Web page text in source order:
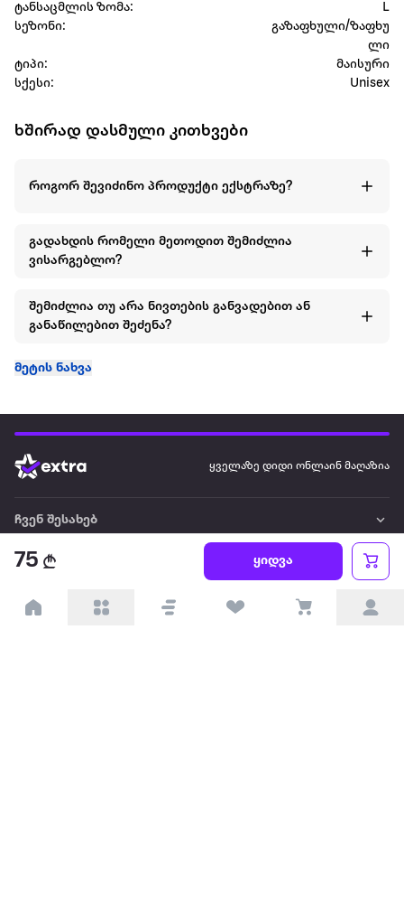
75 ყიდვა
ტანსაცმლის ზომა:
L
სეზონი:
გაზაფხული/ზაფხუ
ლი
ტიპი:
მაისური
სქესი:
Unisex
ხშირად დასმული კითხვები
როგორ შევიძინო პროდუქტი ექსტრაზე?
გადახდის რომელი მეთოდით შემიძლია
ვისარგებლო?
შემიძლია თუ არა ნივთების განვადებით ან
განაწილებით შეძენა?
მეტის ნახვა
ყველაზე დიდი ონლაინ მაღაზია
ჩვენ შესახებ
წესები და პირობები
პარტნიორებისთვის